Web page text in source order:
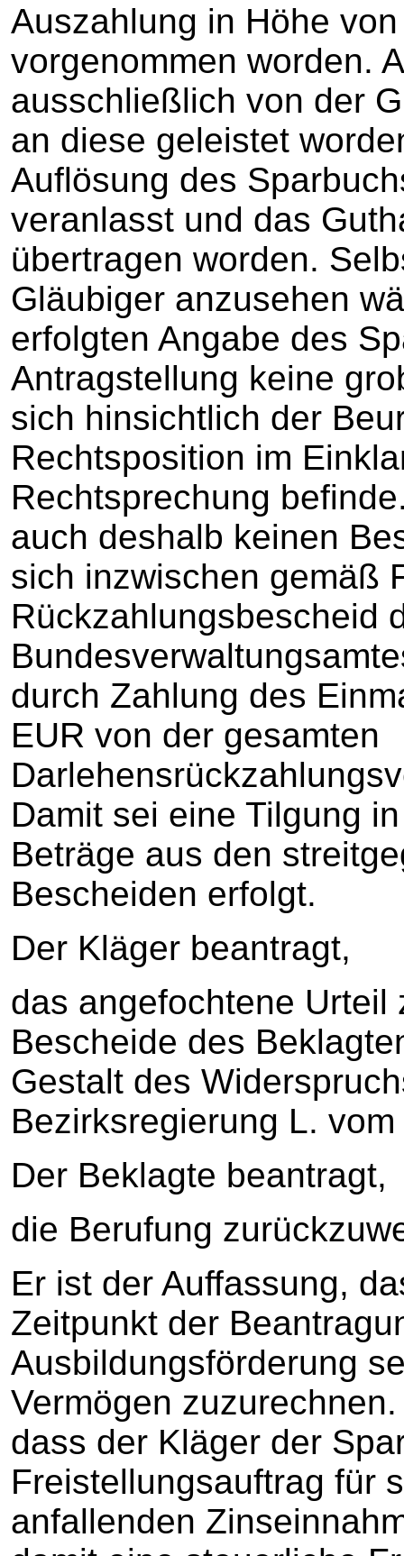
Auszahlung in Höhe
vorgenommen worden.
ausschließlich von der
an diese geleistet
Auflösung des
veranlasst und das
übertragen worden.
Gläubiger anzusehen
erfolgten Angabe des
Antragstellung keine
sich hinsichtlich der
Rechtsposition im
Rechtsprechung
auch deshalb keinen
sich inzwischen gemäß
Rückzahlungsbescheid
durch Zahlung des
EUR von der gesamten
Damit sei eine Tilgung
Beträge aus den
Bescheiden erfolgt.
Der Kläger beantragt,
das angefochtene Urteil
Bescheide des
Gestalt des
Bezirksregierung L.
Der Beklagte beantragt,
die Berufung
Er ist der Auffassung,
Zeitpunkt der
Ausbildungsförderung
Vermögen
dass der Kläger der
Freistellungsauftrag für
anfallenden